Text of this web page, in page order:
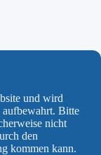
und wird
Bitte
nicht
den
kommen kann.